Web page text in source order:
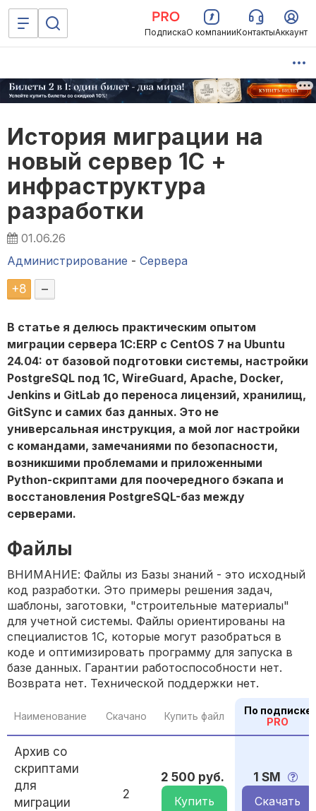
ПодпискаО компанииКонтактыАккаунт
История миграции на
новый сервер 1С +
инфраструктура
разработки
01.06.26
Администрирование - Сервера
+8 –
В статье я делюсь практическим опытом
миграции сервера 1С:ERP с CentOS 7 на Ubuntu
24.04: от базовой подготовки системы, настройки
PostgreSQL под 1С, WireGuard, Apache, Docker,
Jenkins и GitLab до переноса лицензий, хранилищ,
GitSync и самих баз данных. Это не
универсальная инструкция, а мой лог настройки
с командами, замечаниями по безопасности,
возникшими проблемами и приложенными
Python-скриптами для поочередного бэкапа и
восстановления PostgreSQL-баз между
серверами.
Файлы
ВНИМАНИЕ: Файлы из Базы знаний - это исходный
код разработки. Это примеры решения задач,
шаблоны, заготовки, "строительные материалы"
для учетной системы. Файлы ориентированы на
специалистов 1С, которые могут разобраться в
коде и оптимизировать программу для запуска в
базе данных. Гарантии работоспособности нет.
Возврата нет. Технической поддержки нет.
Наименование Скачано Купить файл
По подписке
PRO
Архив со
скриптами
для
миграции
2
2 500 руб.
Купить
1 SM
Скачать